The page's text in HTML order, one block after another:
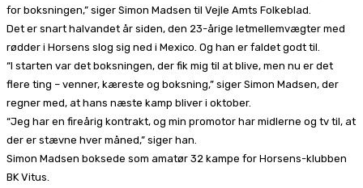
for boksningen,” siger Simon Madsen til Vejle Amts Folkeblad.
Det er snart halvandet år siden, den 23-årige letmellemvægter med
rødder i Horsens slog sig ned i Mexico. Og han er faldet godt til.
“I starten var det boksningen, der fik mig til at blive, men nu er det
flere ting – venner, kæreste og boksning,” siger Simon Madsen, der
regner med, at hans næste kamp bliver i oktober.
“Jeg har en fireårig kontrakt, og min promotor har midlerne og tv til, at
der er stævne hver måned,” siger han.
Simon Madsen boksede som amatør 32 kampe for Horsens-klubben
BK Vitus.